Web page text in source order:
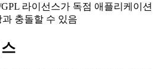
라이선스가 독점 애플리케이션
충돌할 수 있음